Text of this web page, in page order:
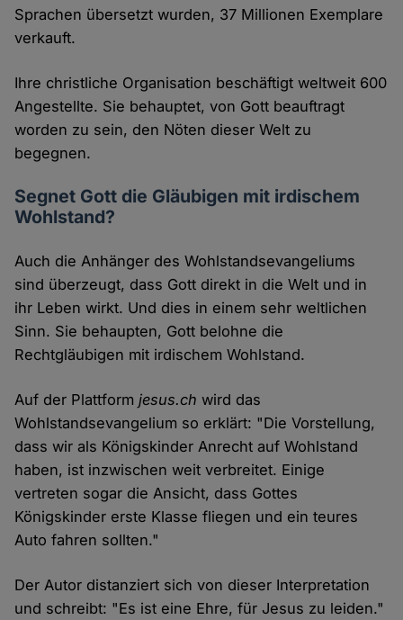
Sprachen übersetzt wurden, 37 Millionen Exemplare
verkauft.
Ihre christliche Organisation beschäftigt weltweit 600
Angestellte. Sie behauptet, von Gott beauftragt
worden zu sein, den Nöten dieser Welt zu
begegnen.
Segnet Gott die Gläubigen mit irdischem
Wohlstand?
Auch die Anhänger des Wohlstandsevangeliums
sind überzeugt, dass Gott direkt in die Welt und in
ihr Leben wirkt. Und dies in einem sehr weltlichen
Sinn. Sie behaupten, Gott belohne die
Rechtgläubigen mit irdischem Wohlstand.
Auf der Plattformjesus.ch wird das
Wohlstandsevangelium so erklärt: "Die Vorstellung,
dass wir als Königskinder Anrecht auf Wohlstand
haben, ist inzwischen weit verbreitet. Einige
vertreten sogar die Ansicht, dass Gottes
Königskinder erste Klasse fliegen und ein teures
Auto fahren sollten."
Der Autor distanziert sich von dieser Interpretation
und schreibt: "Es ist eine Ehre, für Jesus zu leiden."